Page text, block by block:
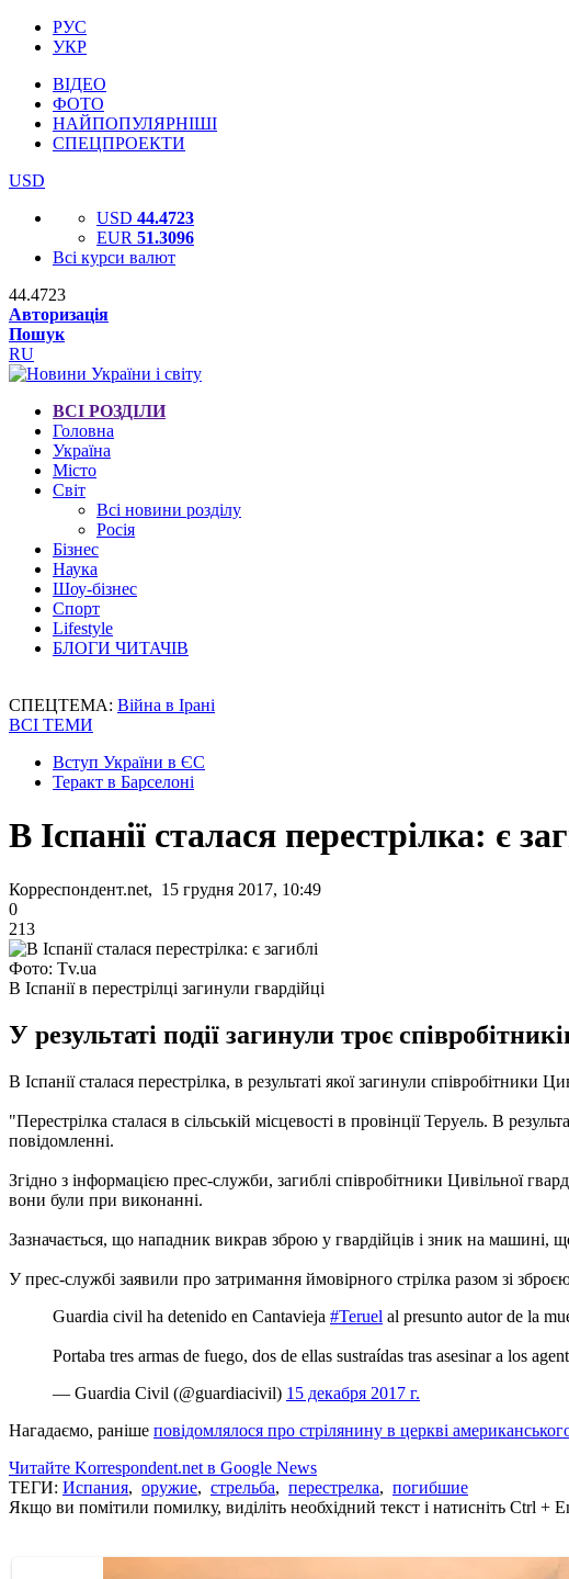
РУС
УКР
ВІДЕО
ФОТО
НАЙПОПУЛЯРНІШІ
СПЕЦПРОЕКТИ
USD
USD 44.4723
EUR 51.3096
Всі курси валют
44.4723
Авторизація
Пошук
RU
ВСІ РОЗДІЛИ
Головна
Україна
Місто
Світ
Всі новини розділу
Росія
Бізнес
Наука
Шоу-бізнес
Спорт
Lifestyle
БЛОГИ ЧИТАЧІВ
СПЕЦТЕМА: Війна в Ірані
ВСІ ТЕМИ
Вступ України в ЄС
Теракт в Барселоні
В Іспанії сталася перестрілка: є
Корреспондент.net, 15 грудня 2017, 10:49
0
213
Фото: Tv.ua
В Іспанії в перестрілці загинули гвардійці
У результаті події загинули троє
В Іспанії сталася перестрілка, в результаті якої загинули співробітники
"Перестрілка сталася в сільській місцевості в провінції Теруель. В
повідомленні.
Згідно з інформацією прес-служби, загиблі співробітники Цивільної
вони були при виконанні.
Зазначається, що нападник викрав зброю у гвардійців і зник на машині,
У прес-службі заявили про затримання ймовірного стрілка разом зі
Guardia civil ha detenido en Cantavieja #Teruel al presunto autor de la
Portaba tres armas de fuego, dos de ellas sustraídas tras asesinar a los
— Guardia Civil (@guardiacivil) 15 декабря 2017 г.
Нагадаємо, раніше повідомлялося про стрілянину в церкві
Читайте Korrespondent.net в Google News
ТЕГИ: Испания, оружие, стрельба, перестрелка, погибшие
Якщо ви помітили помилку, виділіть необхідний текст і натисніть Ctrl +